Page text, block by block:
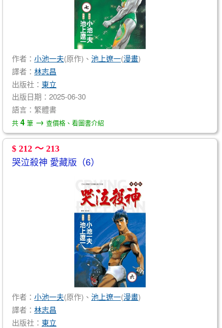
作者： 小池一夫(原作)、 池上遼一(漫畫)
譯者： 林志昌
出版社： 東立
出版日期：2025-06-30
語言：繁體書
共 4 筆 → 查價格、看圖書介紹
$ 212 ～ 213
哭泣殺神 愛藏版（6）
作者： 小池一夫(原作)、 池上遼一(漫畫)
譯者： 林志昌
出版社： 東立